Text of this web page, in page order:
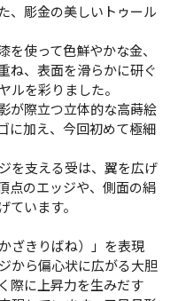
、彫金の美しいトゥール
使って色鮮やかな金、
ね、表面を滑らかに研ぐ
ルを彩りました。
が際立つ立体的な高蒔絵
に加え、今回初めて極細
を支える受は、翼を広げ
点のエッジや、側面の絹
ています。
ざきりばね）」を表現
から偏心状に広がる大胆
際に上昇力を生みだす